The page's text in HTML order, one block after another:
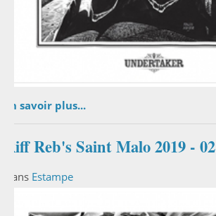
En savoir plus...
Riff Reb's Saint Malo 2019 - 02
Dans Estampe